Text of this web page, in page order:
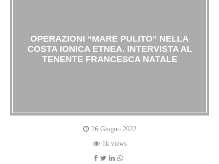
OPERAZIONI “MARE PULITO” NELLA
COSTA IONICA ETNEA. INTERVISTA AL
TENENTE FRANCESCA NATALE
26 Giugno 2022
1k views